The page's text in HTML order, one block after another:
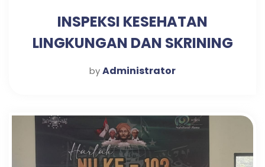
INSPEKSI KESEHATAN
LINGKUNGAN DAN SKRINING
DIABETES & HIPERTENSI
byAdministrator